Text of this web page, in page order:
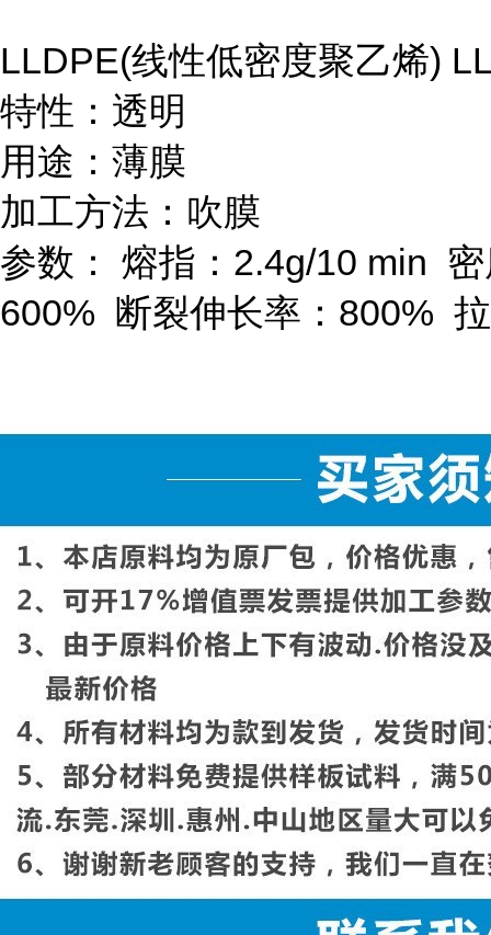
LLDPE(线性低密度聚乙烯)
特性：透明
用途：薄膜
加工方法：吹膜
参数：
熔指： 2.4g/10 min
600% 断裂伸长率： 800%